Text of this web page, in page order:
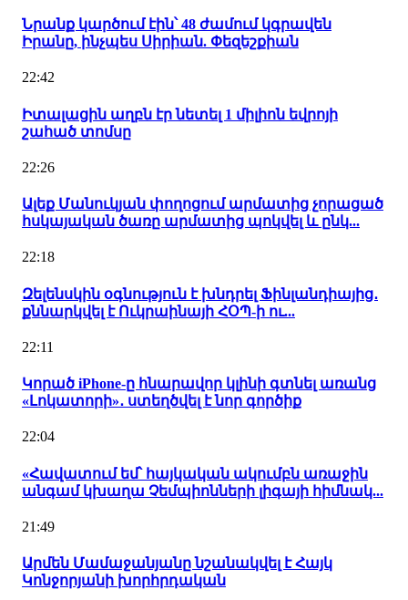
Նրանք կարծում էին՝ 48 ժամում կգրավեն
Իրանը, ինչպես Սիրիան. Փեզեշքիան
22:42
Իտալացին աղբն էր նետել 1 միլիոն եվրոյի
շահած տոմսը
22:26
Ալեք Մանուկյան փողոցում արմատից չորացած
հսկայական ծառը արմատից պոկվել և ընկ...
22:18
Զելենսկին օգնություն է խնդրել Ֆինլանդիայից․
քննարկվել է Ուկրաինայի ՀՕՊ-ի ու...
22:11
Կորած iPhone-ը հնարավոր կլինի գտնել առանց
«Լոկատորի»․ ստեղծվել է նոր գործիք
22:04
«Հավատում եմ՝ հայկական ակումբն առաջին
անգամ կխաղա Չեմպիոնների լիգայի հիմնակ...
21:49
Արմեն Մամաջանյանը նշանակվել է Հայկ
Կոնջորյանի խորհրդական